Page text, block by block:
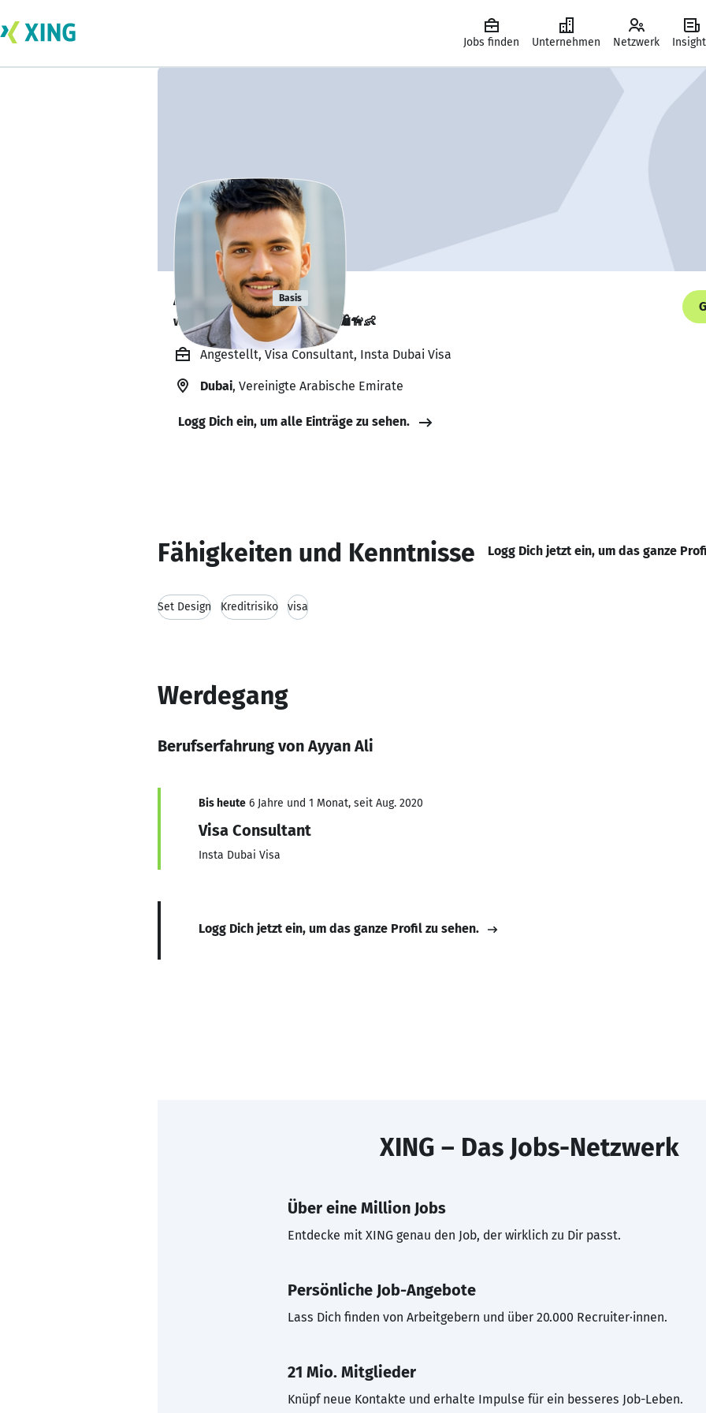
Jobs finden Unternehmen Netzwerk
Ayyan Ali Basis
would like to help someone. 🛍🦮👶
Angestellt, Visa Consultant, Insta Dubai Visa
Dubai, Vereinigte Arabische Emirate
Logg Dich ein, um alle Einträge zu sehen.
Fähigkeiten und Kenntnisse Logg Dich jetzt ein, um das ganze
Set Design Kreditrisiko visa
Werdegang
Berufserfahrung von Ayyan Ali
Bis heute 6 Jahre und 1 Monat, seit Aug. 2020
Visa Consultant
Insta Dubai Visa
Logg Dich jetzt ein, um das ganze Profil zu sehen.
XING – Das Jobs-Netzwerk
Über eine Million Jobs
Entdecke mit XING genau den Job, der wirklich zu Dir passt.
Persönliche Job-Angebote
Lass Dich finden von Arbeitgebern und über 20.000 Recruiter·innen.
21 Mio. Mitglieder
Knüpf neue Kontakte und erhalte Impulse für ein besseres Job-Leben.